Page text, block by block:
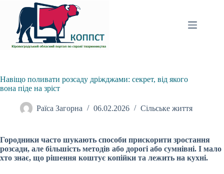
вмісту
Навіщо поливати розсаду дріжджами: секрет, від якого
вона піде на зріст
Раїса Загорна 06.02.2026 Сільське життя
Городники часто шукають способи прискорити зростання
розсади, але більшість методів або дорогі або сумнівні. І мало
хто знає, що рішення коштує копійки та лежить на кухні.